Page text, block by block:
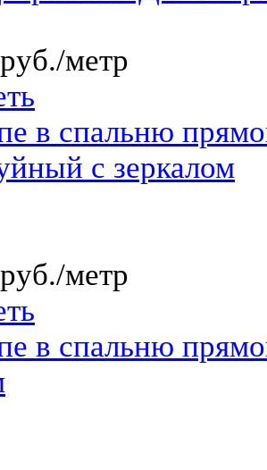
метр
в спальню
с зеркалом
метр
в спальню